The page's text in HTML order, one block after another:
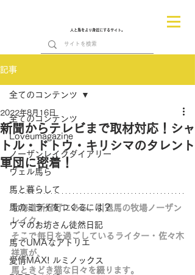
人と馬をより身近にするサイト。
記事
全てのコンテンツ
Loveumagazine
ノーザンレイクダイアリー
ヴェル馬ら
馬と暮らして
馬のミライをつくるには？
ウマのお坊さん徒然日記
馬でUMAなアトリエ
愛情MAX! ルミノックス
全てのコンテンツ
新聞からテレビまで取材対応！シャ
トル・ドトウ・キリシマのタレント
軍団に密着！
2022年8月16日
北海道新冠町にある、引退馬の牧場ノーザン
レイク。
そこで毎日を過ごしているライター・佐々木
祥恵が、
馬ときどき猫な日々を綴ります。